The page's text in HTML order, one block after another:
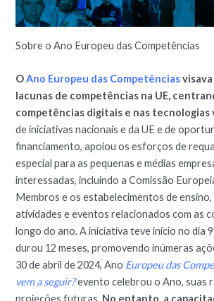
Sobre o Ano Europeu das Competências
OAno Europeu das Competências
lacunas de competências na UE,
competências digitais e nas tecnologias
de iniciativas nacionais e da UE e de
financiamento, apoiou os esforços de
especial para as pequenas e médias
interessadas, incluindo a Comissão
Membros e os estabelecimentos de
atividades e eventos relacionados com as
longo do ano. A iniciativa teve início no dia
durou 12 meses, promovendo inúmeras
30 de abril de 2024, Ano Europeu das
vem a seguir?evento celebrou o Ano, suas
projeções futuras. No entanto, a